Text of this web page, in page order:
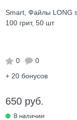
Smart, Файлы LONG
100 грит, 50 шт
0
0
+ 20 бонусов
650 руб.